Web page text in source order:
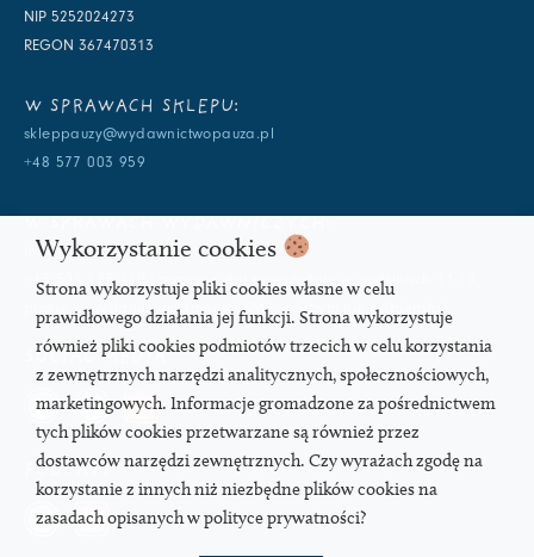
NIP 5252024273
REGON 367470313
W SPRAWACH SKLEPU:
skleppauzy@wydawnictwopauza.pl
+48 577 003 959
info@wydawnictwopauza.pl
+48 501 177 119 (czynny w dni powszednie w godzinach 11-15,
proszę o wysłanie wiadomości SMS, gdybym nie odbierała)
SOCIAL MEDIA
PODCAST
Wykorzystanie cookies
Strona wykorzystuje pliki cookies własne w celu
prawidłowego działania jej funkcji. Strona wykorzystuje
również pliki cookies podmiotów trzecich w celu korzystania
z zewnętrznych narzędzi analitycznych, społecznościowych,
marketingowych. Informacje gromadzone za pośrednictwem
tych plików cookies przetwarzane są również przez
dostawców narzędzi zewnętrznych. Czy wyrażach zgodę na
korzystanie z innych niż niezbędne plików cookies na
zasadach opisanych w polityce prywatności?